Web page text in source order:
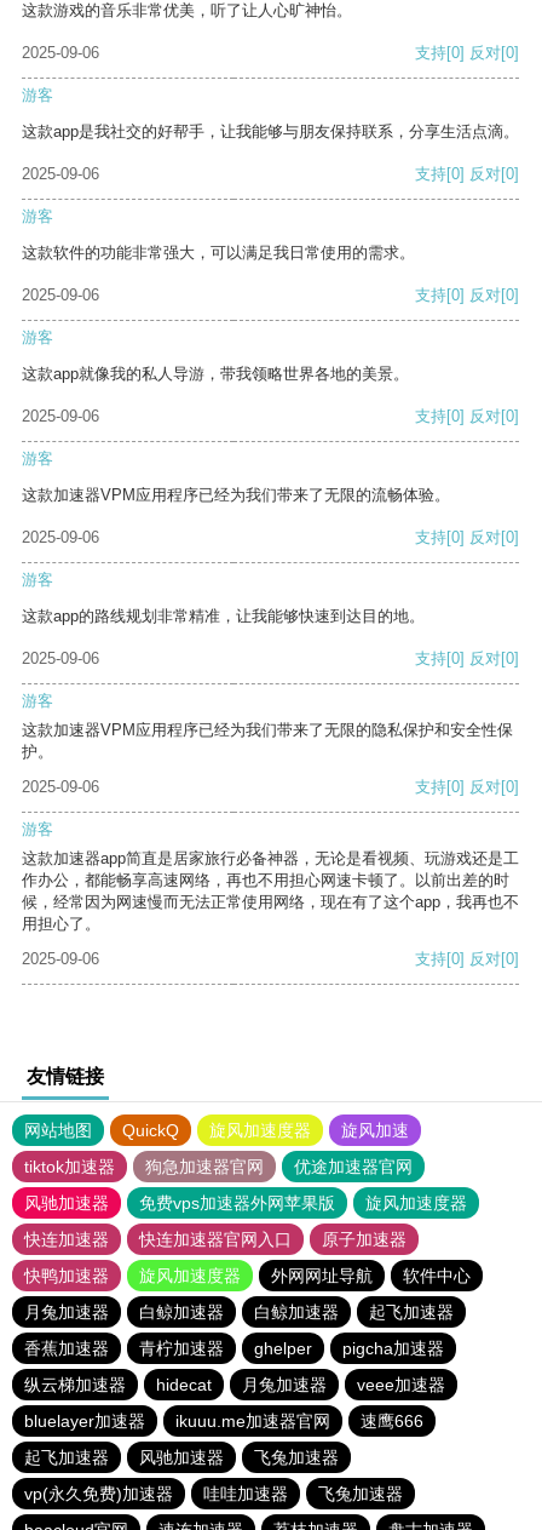
这款游戏的音乐非常优美，听了让人心旷神怡。
2025-09-06 支持[0] 反对[0]
游客
这款app是我社交的好帮手，让我能够与朋友保持联系，分享生活点滴。
2025-09-06 支持[0] 反对[0]
游客
这款软件的功能非常强大，可以满足我日常使用的需求。
2025-09-06 支持[0] 反对[0]
游客
这款app就像我的私人导游，带我领略世界各地的美景。
2025-09-06 支持[0] 反对[0]
游客
这款加速器VPM应用程序已经为我们带来了无限的流畅体验。
2025-09-06 支持[0] 反对[0]
游客
这款app的路线规划非常精准，让我能够快速到达目的地。
2025-09-06 支持[0] 反对[0]
游客
这款加速器VPM应用程序已经为我们带来了无限的隐私保护和安全性保
护。
2025-09-06
支持[0] 反对[0]
游客
这款加速器app简直是居家旅行必备神器，无论是看视频、玩游戏还是工
作办公，都能畅享高速网络，再也不用担心网速卡顿了。以前出差的时
候，经常因为网速慢而无法正常使用网络，现在有了这个app，我再也不
用担心了。
2025-09-06
支持[0] 反对[0]
友情链接
网站地图 QuickQ 旋风加速度器
旋风加速
tiktok加速器
狗急加速器官网
优途加速器官网
风驰加速器
免费vps加速器外网苹果版
旋风加速度器
快连加速器
快连加速器官网入口
原子加速器
快鸭加速器
旋风加速度器 外网网址导航
软件中心
月兔加速器
白鲸加速器 白鲸加速器
起飞加速器
香蕉加速器
青柠加速器 ghelper
pigcha加速器
纵云梯加速器
hidecat 月兔加速器
veee加速器
bluelayer加速器
ikuuu.me加速器官网
速鹰666
起飞加速器
风驰加速器
飞兔加速器
vp(永久免费)加速器
哇哇加速器
飞兔加速器